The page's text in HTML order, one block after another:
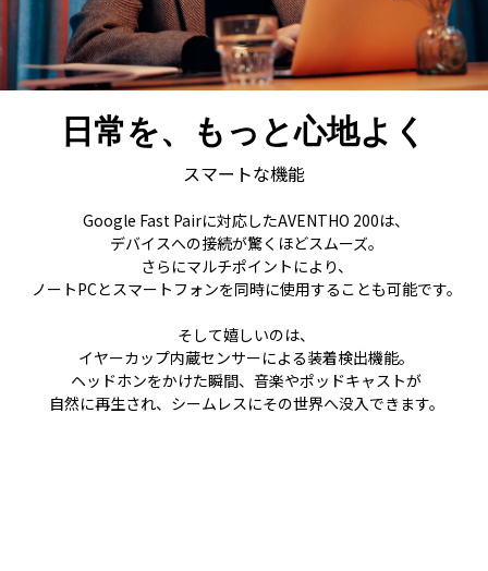
日常を、もっと心地よく
スマートな機能
Google Fast Pairに対応したAVENTHO 200は、
デバイスへの接続が驚くほどスムーズ。
さらにマルチポイントにより、
ノートPCとスマートフォンを同時に使用することも可能です。
そして嬉しいのは、
イヤーカップ内蔵センサーによる装着検出機能。
ヘッドホンをかけた瞬間、音楽やポッドキャストが
自然に再生され、シームレスにその世界へ没入できます。